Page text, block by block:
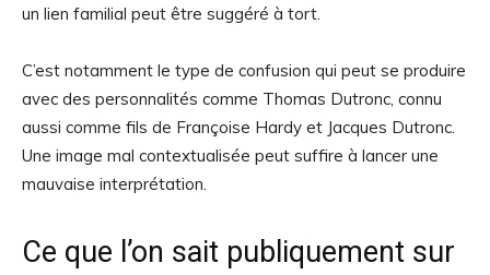
un lien familial peut être suggéré à tort.
C’est notamment le type de confusion qui peut se produire
avec des personnalités comme Thomas Dutronc, connu
aussi comme fils de Françoise Hardy et Jacques Dutronc.
Une image mal contextualisée peut suffire à lancer une
mauvaise interprétation.
Ce que l’on sait publiquement sur